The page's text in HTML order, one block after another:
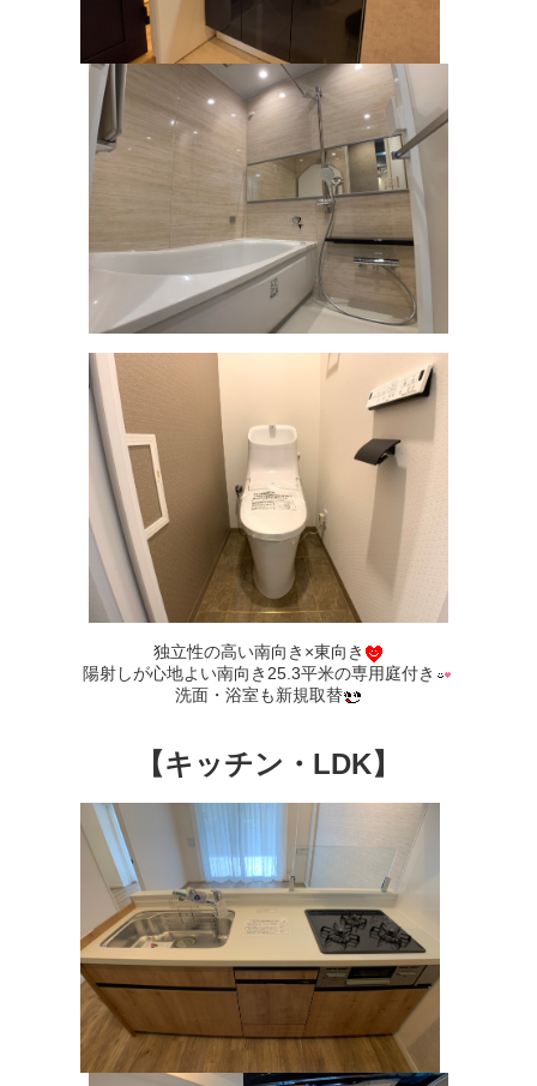
独立性の高い南向き×東向き
陽射しが心地よい南向き25.3平米の専用庭付き
洗面・浴室も新規取替
【キッチン・LDK】